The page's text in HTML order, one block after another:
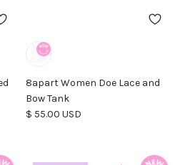
8apart Women Doe Lace and
Bow Tank
Precio normal
$ 55.00 USD